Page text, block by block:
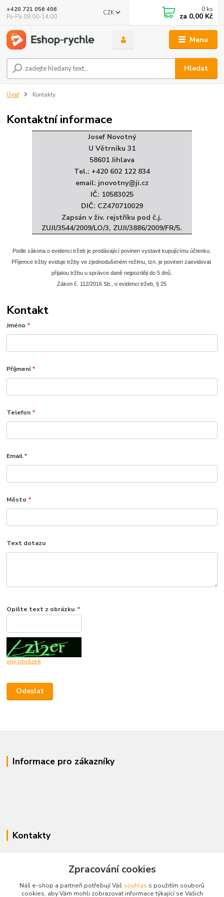
Menu
CZK
Hledat
+420 721 056 406
Po-Pá 09.00-14.00
0 ks
za 0,00 Kč
Úvod Kontakty
Kontaktní informace
Josef Novotný
U Větrníku 31
58601 Jihlava
Tel.: +420 602 122 834
email: jnovotny@ji.cz
IČ: 10583025
DIČ: CZ470710029
Zapsán v živ. rejstříku pod č.j.
ZUJI/3544/2009/LO/3, ZUJI/3886/2009/FR/5.
Podle zákona o evidenci tržeb je prodávající povinen vystavit kupujícímu účtenku.
Příjemce tržby eviduje tržby ve zjednodušeném režimu, tzn. je povinen zaevidovat
přijatou tržbu u správce daně nejpozději do 5 dnů.
Zákon č. 112/2016 Sb., o evidenci tržeb, § 25
Kontakt
Jméno *
Příjmení*
Telefon *
Email *
Město *
Text dotazu
Opište text z obrázku *
jiný obrázek
Informace pro zákazníky
Kontakty
+420 721 056 406
Po-Pá 09.00-14.00
Zpracování cookies
Náš e-shop a partneři potřebují Váš souhlas s použitím souborů
cookies, aby Vám mohli zobrazovat informace týkající se Vašich